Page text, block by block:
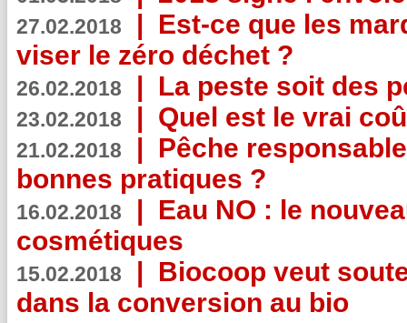
27.02.2018 | Est-ce que les
viser le zéro déchet ?
26.02.2018 | La peste soit des
23.02.2018 | Quel est le vrai
21.02.2018 | Pêche
bonnes pratiques ?
16.02.2018 | Eau NO : le
cosmétiques
15.02.2018 | Biocoop veut
dans la conversion au bio